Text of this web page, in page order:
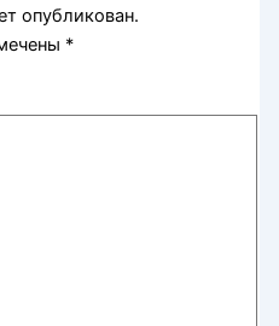
опубликован.
*